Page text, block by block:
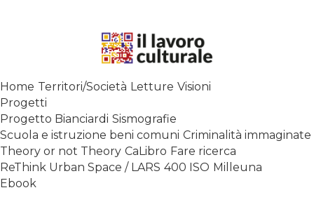
SPALANCARE LE FINESTRE DEI
CONTEMPORANEO
Home Territori/Società Letture Visioni
Progetti
Progetto Bianciardi Sismografie
Scuola e istruzione beni comuni Criminalità immaginate
Theory or not Theory CaLibro Fare ricerca
ReThink Urban Space / LARS 400 ISO Milleuna
Ebook